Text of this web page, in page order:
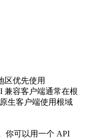
区优先使用
兼容客户端通常在根
原生客户端使用根域
你可以用一个 API